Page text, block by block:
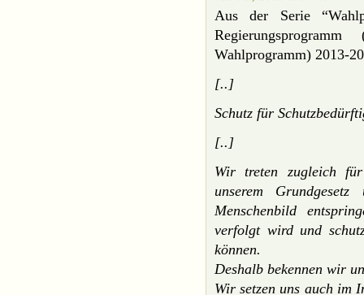
Aus der Serie
Wahlprogramm) 2013-
[..]
Schutz für
[..]
Wir treten zugleich
unserem
Menschenbild
verfolgt wird und
können.
Deshalb bekennen wir
Wir setzen uns auch im